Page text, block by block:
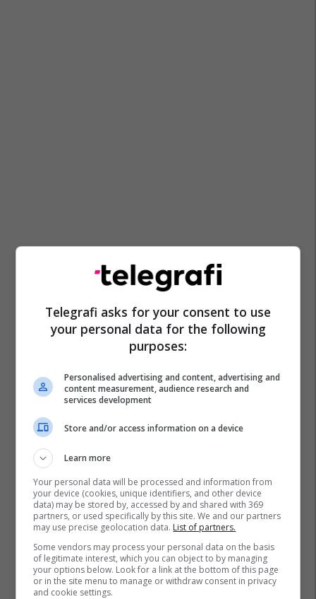
Zjarr Tiranë Pallati
Telegrafi asks for your consent to use
your personal data for the following
purposes:
Personalised advertising and content, advertising and
content measurement, audience research and
services development
Store and/or access information on a device
Learn more
Your personal data will be processed and information from
your device (cookies, unique identifiers, and other device
data) may be stored by, accessed by and shared with 369
partners, or used specifically by this site. We and our partners
may use precise geolocation data. List of partners.
Some vendors may process your personal data on the basis
of legitimate interest, which you can object to by managing
your options below. Look for a link at the bottom of this page
or in the site menu to manage or withdraw consent in privacy
and cookie settings.